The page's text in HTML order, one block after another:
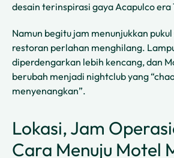
desain terinspirasi gaya Acapulco era
Namun begitu jam menunjukkan
restoran perlahan menghilang.
diperdengarkan lebih kencang, dan
berubah menjadi nightclub yang
menyenangkan”.
Lokasi, Jam
Cara Menuju Motel